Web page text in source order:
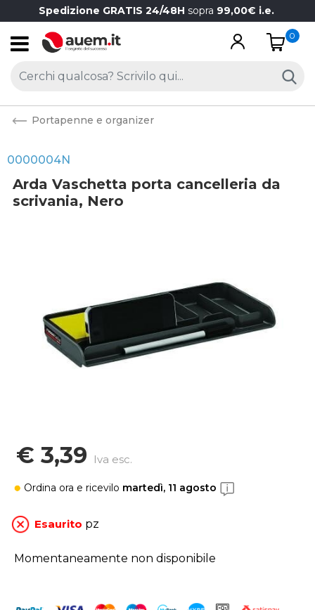
Spedizione GRATIS 24/48H sopra 99,00€ i.e.
Open
0
Portapenne e organizer
0000004N
Arda Vaschetta porta cancelleria da
scrivania, Nero
€ 3,39 Iva esc.
Ordina ora e ricevilo martedì, 11 agosto
Esaurito pz
Momentaneamente non disponibile